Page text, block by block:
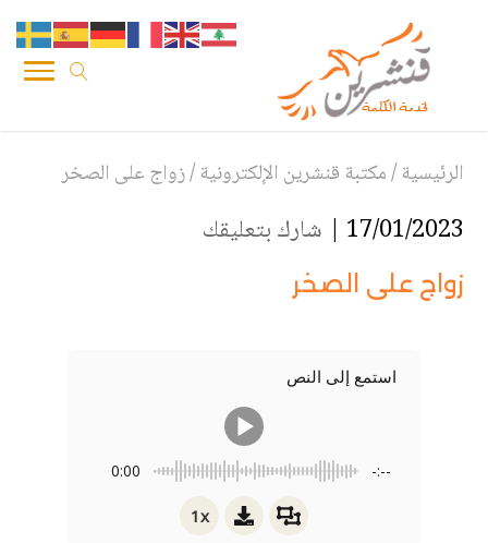
الرئيسية/مكتبة قنشرين الإلكترونية/زواج على الصخر
17/01/2023 | شارك بتعليقك
زواج على الصخر
استمع إلى النص
0:00 -:--
1x